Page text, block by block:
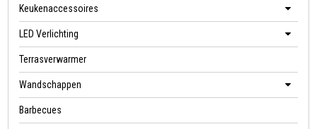
Keukenaccessoires
LED Verlichting
Terrasverwarmer
Wandschappen
Barbecues